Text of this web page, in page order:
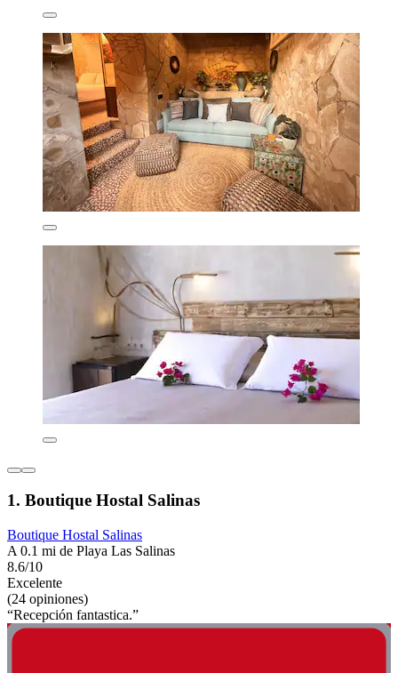
1. Boutique Hostal Salinas
Boutique Hostal Salinas
A 0.1 mi de Playa Las Salinas
8.6/10
Excelente
(24 opiniones)
“Recepción fantastica.”